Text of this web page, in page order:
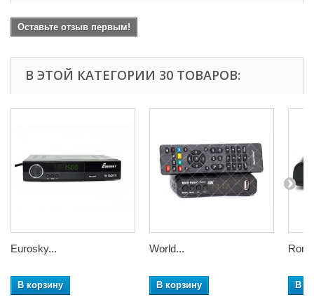
Оставьте отзыв первым!
В ЭТОЙ КАТЕГОРИИ 30 ТОВАРОВ:
Eurosky...
В корзину
World...
В корзину В